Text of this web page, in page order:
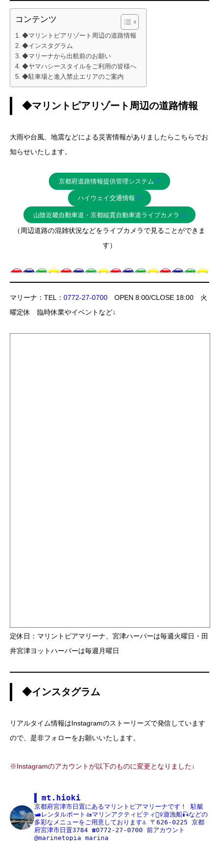
コンテンツ
◆マリントピアリゾート周辺の道路情報
◆インスタグラム
◆マリーナから出航前のお願い
◆ヤマハシースタイルをご利用の皆様へ
◆駐車場と進入禁止エリアのご案内
◆マリントピアリゾート周辺の道路情報
大雨や台風、地震などによる災害情報がありましたらこちらでお
知らせいたします。
京都府道路情報提供管理システム
ハイウェイ交通情報
山陰近畿自動車道・京都縦貫自動車道ライブカメラ
（周辺道路の混雑状況などをライブカメラで見ることができま
す）
マリーナ：TEL： 0772-27-0700 OPEN 8:00/CLOSE 18:00 火
曜定休 臨時休業やイベントなど↓
定休日：マリントピアマリーナ、宮津ハーバーは毎週火曜日・田
井宮津ヨットハーバーは毎週月曜日
◆インスタグラム
リアルタイム情報はInstagramのストーリーズで発信しています
ので、是非フォローをお願いいたします。
※Instagramのアカウントが以下のものに変更となりました↓
mt.hioki
京都府宮津市日置にあるマリントピアマリーナです！
駐艇
🛥レンタルボート🚤マリンアクティビティ🏄‍♀️遊漁船🎣などの
多彩なメニューをご用意しております⚓️ 〒626-0225 京都
府宮津市日置3784 ☎️0772-27-0700 前アカウント
@marinetopia_marina